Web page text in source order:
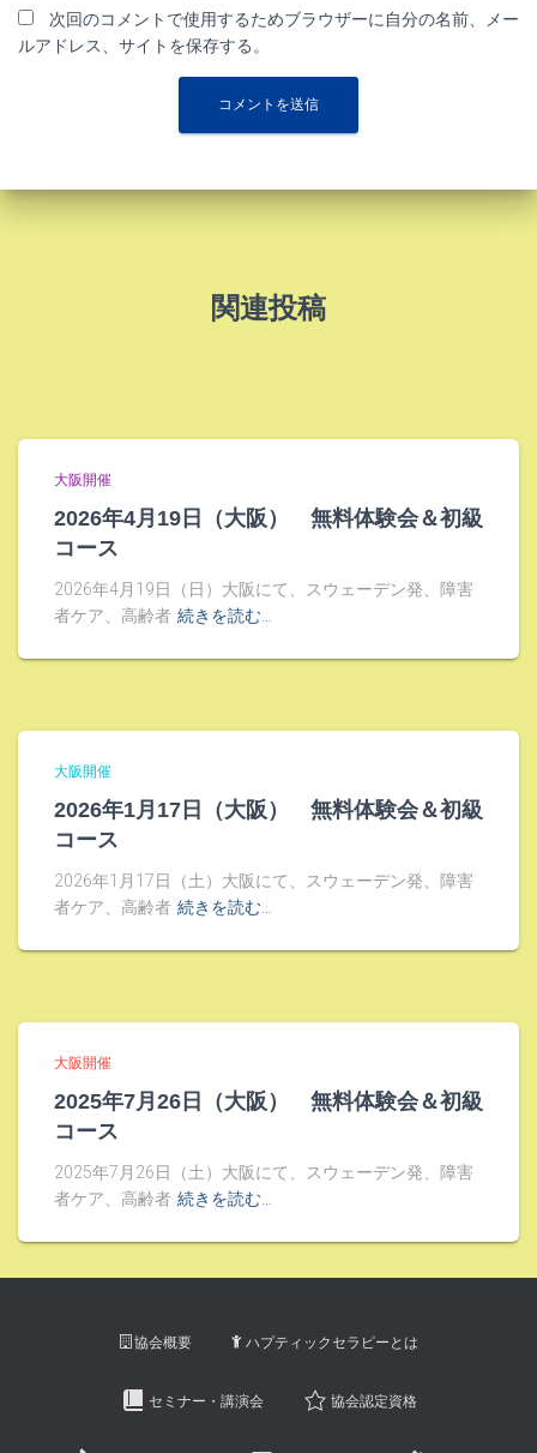
次回のコメントで使用するためブラウザーに自分の名前、メー
ルアドレス、サイトを保存する。
関連投稿
大阪開催
2026年4月19日（大阪） 無料体験会＆初級
コース
2026年4月19日（日）大阪にて、スウェーデン発、障害
者ケア、高齢者 続きを読む…
大阪開催
2026年1月17日（大阪） 無料体験会＆初級
コース
2026年1月17日（土）大阪にて、スウェーデン発、障害
者ケア、高齢者 続きを読む…
大阪開催
2025年7月26日（大阪） 無料体験会＆初級
コース
2025年7月26日（土）大阪にて、スウェーデン発、障害
者ケア、高齢者 続きを読む…
協会概要 ハプティックセラピーとは
セミナー・講演会 協会認定資格